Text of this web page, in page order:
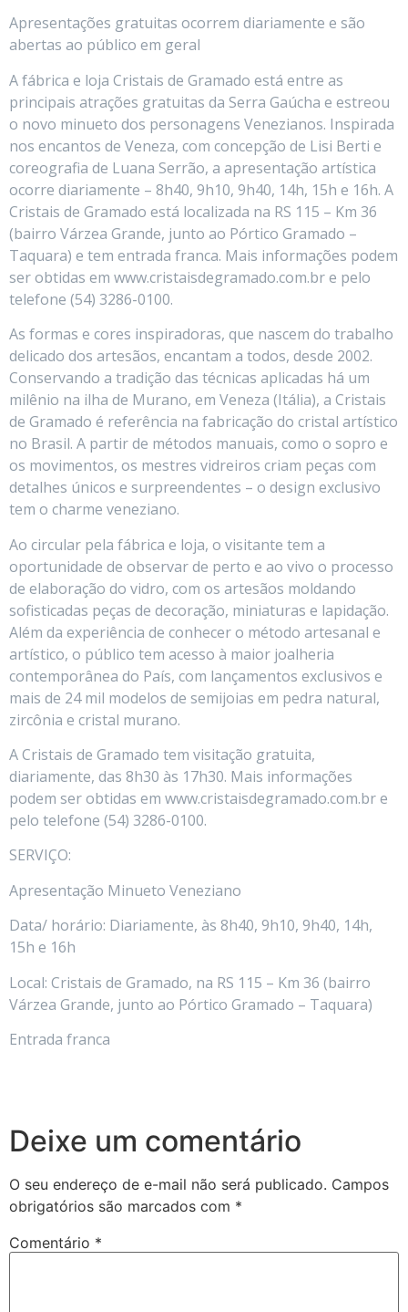
Apresentações gratuitas ocorrem diariamente e são
abertas ao público em geral
A fábrica e loja Cristais de Gramado está entre as
principais atrações gratuitas da Serra Gaúcha e estreou
o novo minueto dos personagens Venezianos. Inspirada
nos encantos de Veneza, com concepção de Lisi Berti e
coreografia de Luana Serrão, a apresentação artística
ocorre diariamente – 8h40, 9h10, 9h40, 14h, 15h e 16h. A
Cristais de Gramado está localizada na RS 115 – Km 36
(bairro Várzea Grande, junto ao Pórtico Gramado –
Taquara) e tem entrada franca. Mais informações podem
ser obtidas em www.cristaisdegramado.com.br e pelo
telefone (54) 3286-0100.
As formas e cores inspiradoras, que nascem do trabalho
delicado dos artesãos, encantam a todos, desde 2002.
Conservando a tradição das técnicas aplicadas há um
milênio na ilha de Murano, em Veneza (Itália), a Cristais
de Gramado é referência na fabricação do cristal artístico
no Brasil. A partir de métodos manuais, como o sopro e
os movimentos, os mestres vidreiros criam peças com
detalhes únicos e surpreendentes – o design exclusivo
tem o charme veneziano.
Ao circular pela fábrica e loja, o visitante tem a
oportunidade de observar de perto e ao vivo o processo
de elaboração do vidro, com os artesãos moldando
sofisticadas peças de decoração, miniaturas e lapidação.
Além da experiência de conhecer o método artesanal e
artístico, o público tem acesso à maior joalheria
contemporânea do País, com lançamentos exclusivos e
mais de 24 mil modelos de semijoias em pedra natural,
zircônia e cristal murano.
A Cristais de Gramado tem visitação gratuita,
diariamente, das 8h30 às 17h30. Mais informações
podem ser obtidas em www.cristaisdegramado.com.br e
pelo telefone (54) 3286-0100.
SERVIÇO:
Apresentação Minueto Veneziano
Data/ horário: Diariamente, às 8h40, 9h10, 9h40, 14h,
15h e 16h
Local: Cristais de Gramado, na RS 115 – Km 36 (bairro
Várzea Grande, junto ao Pórtico Gramado – Taquara)
Entrada franca
Deixe um comentário
O seu endereço de e-mail não será publicado. Campos
obrigatórios são marcados com *
Comentário *